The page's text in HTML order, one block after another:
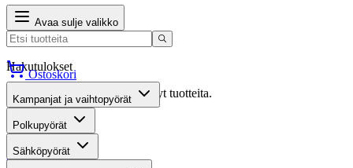
Avaa sulje valikko
Hakutulokset
Valitettavasti haullasi ei löytynyt tuotteita.
Suositut osastot
Gravel-pyörät
Ostoskori
Kampanjat ja vaihtopyörät
Polkupyörät
Sähköpyörät